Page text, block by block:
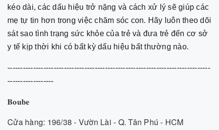
kéo dài, các dấu hiệu trở nặng và cách xử lý sẽ giúp các
mẹ tự tin hơn trong việc chăm sóc con. Hãy luôn theo dõi
sát sao tình trạng sức khỏe của trẻ và đưa trẻ đến cơ sở
y tế kịp thời khi có bất kỳ dấu hiệu bất thường nào.
-------------------------------------------------------------------------------
------------------
𝐁𝐨𝐮𝐛𝐞
Cửa hàng: 196/38 - Vườn Lài - Q. Tân Phú - HCM